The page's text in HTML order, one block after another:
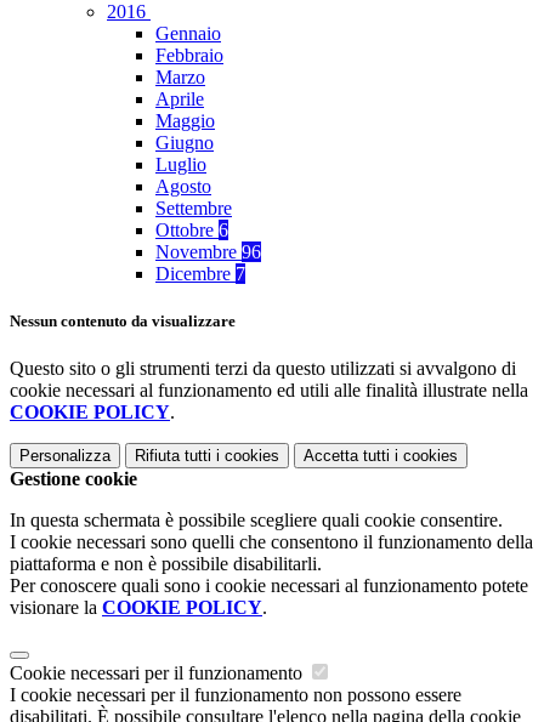
2016
Gennaio
Febbraio
Marzo
Aprile
Maggio
Giugno
Luglio
Agosto
Settembre
Ottobre 6
Novembre 96
Dicembre 7
Nessun contenuto da visualizzare
Questo sito o gli strumenti terzi da questo utilizzati si avvalgono di
cookie necessari al funzionamento ed utili alle finalità illustrate nella
COOKIE POLICY.
Personalizza Rifiuta tutti i cookies Accetta tutti i cookies
Gestione cookie
In questa schermata è possibile scegliere quali cookie consentire.
I cookie necessari sono quelli che consentono il funzionamento della
piattaforma e non è possibile disabilitarli.
Per conoscere quali sono i cookie necessari al funzionamento potete
visionare la COOKIE POLICY.
Cookie necessari per il funzionamento
I cookie necessari per il funzionamento non possono essere
disabilitati. È possibile consultare l'elenco nella pagina della cookie